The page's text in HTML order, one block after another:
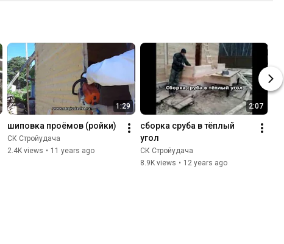
1:29
шиповка проёмов (ройки)
СК Стройудача
2.4K views • 11 years ago
2:07
сборка сруба в тёплый
угол
СК Стройудача
8.9K views • 12 years ago